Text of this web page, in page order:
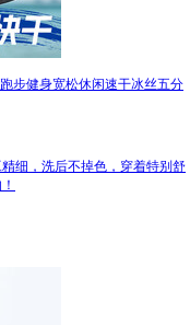
步健身宽松休闲速干冰丝五分
细，洗后不掉色，穿着特别舒